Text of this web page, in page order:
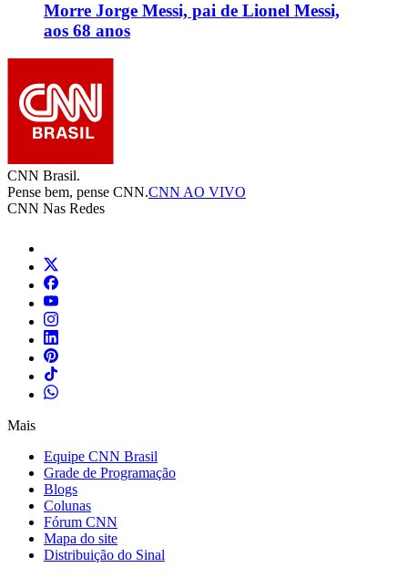
Morre Jorge Messi, pai de Lionel Messi,
aos 68 anos
CNN Brasil.
Pense bem, pense CNN.CNN AO VIVO
CNN Nas Redes
Mais
Equipe CNN Brasil
Grade de Programação
Blogs
Colunas
Fórum CNN
Mapa do site
Distribuição do Sinal